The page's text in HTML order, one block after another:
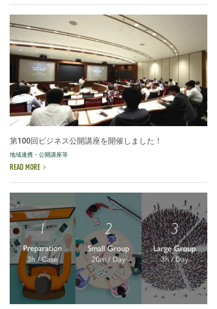
第100回ビジネス公開講座を開催しました！
地域連携・公開講座等
READ MORE